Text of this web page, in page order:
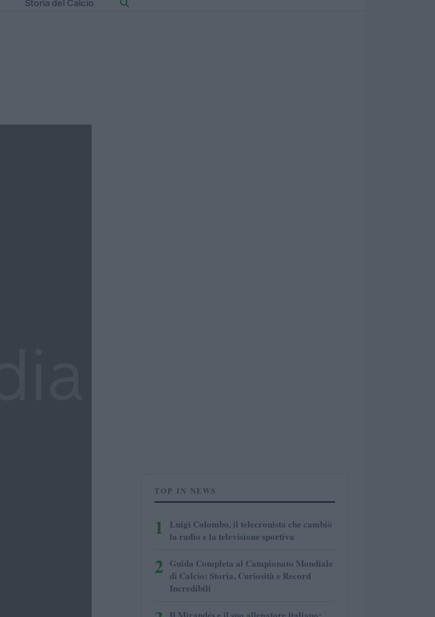
Storia del Calcio
TOP IN NEWS
1
Luigi Colombo, il telecronista che cambiò
la radio e la televisione sportiva
2 Guida Completa al Campionato Mondiale
di Calcio: Storia, Curiosità e Record
Incredibili